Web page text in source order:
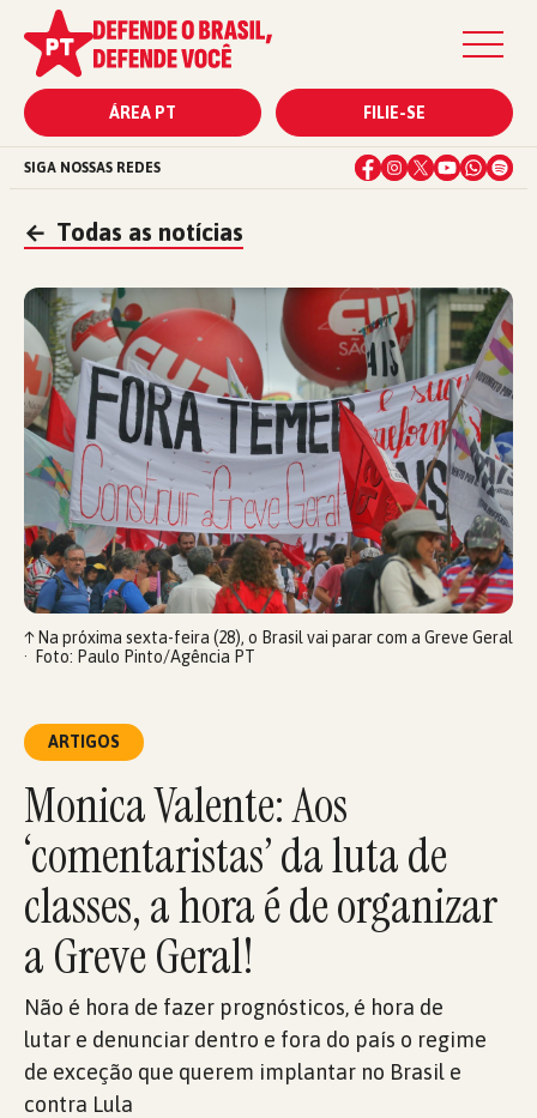
ÁREA PT FILIE-SE
SIGA NOSSAS REDES
← Todas as notícias
ARTIGOS
Monica Valente: Aos
‘comentaristas’ da luta de
classes, a hora é de organizar
a Greve Geral!
Não é hora de fazer prognósticos, é hora de
lutar e denunciar dentro e fora do país o regime
de exceção que querem implantar no Brasil e
contra Lula
↑Na próxima sexta-feira (28), o Brasil vai parar com a Greve Geral
Foto: Paulo Pinto/Agência PT